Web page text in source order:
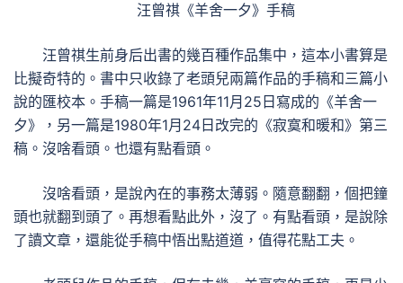
汪曾祺《羊舍一夕》手稿
汪曾祺生前身后出書的幾百種作品集中，這本小書算是
比擬奇特的。書中只收錄了老頭兒兩篇作品的手稿和三篇小
說的匯校本。手稿一篇是1961年11月25日寫成的《羊舍一
夕》，另一篇是1980年1月24日改完的《寂寞和暖和》第三
稿。沒啥看頭。也還有點看頭。
沒啥看頭，是說內在的事務太薄弱。隨意翻翻，個把鐘
頭也就翻到頭了。再想看點此外，沒了。有點看頭，是說除
了讀文章，還能從手稿中悟出點道道，值得花點工夫。